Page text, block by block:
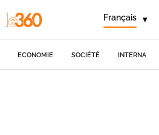
Français ▾
ECONOMIE SOCIÉTÉ